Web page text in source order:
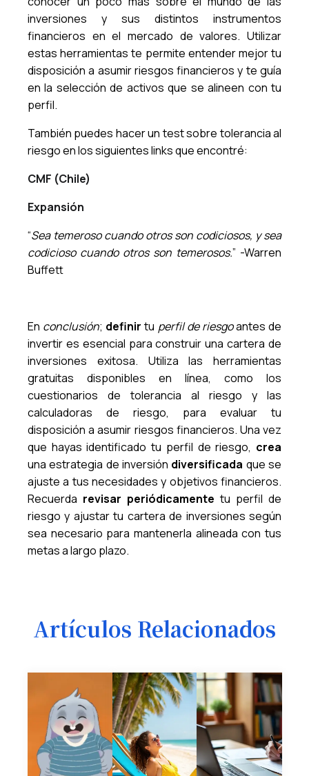
inversiones y sus distintos instrumentos
financieros en el mercado de valores. Utilizar
estas herramientas te permite entender mejor tu
disposición a asumir riesgos financieros y te guía
en la selección de activos que se alineen con tu
perfil.
También puedes hacer un test sobre tolerancia al
riesgo en los siguientes links que encontré:
CMF (Chile)
Expansión
“Sea temeroso cuando otros son codiciosos, y sea
codicioso cuando otros son temerosos.” -Warren
Buffett
En conclusión; definirtu perfil de riesgoantes de
invertir es esencial para construir una cartera de
inversiones exitosa. Utiliza las herramientas
gratuitas disponibles en línea, como los
cuestionarios de tolerancia al riesgo y las
calculadoras de riesgo, para evaluar tu
disposición a asumir riesgos financieros. Una vez
que hayas identificado tu perfil de riesgo, crea
una estrategia de inversión diversificada que se
ajuste a tus necesidades y objetivos financieros.
Recuerda revisar periódicamente tu perfil de
riesgo y ajustar tu cartera de inversiones según
sea necesario para mantenerla alineada con tus
metas a largo plazo.
Artículos Relacionados